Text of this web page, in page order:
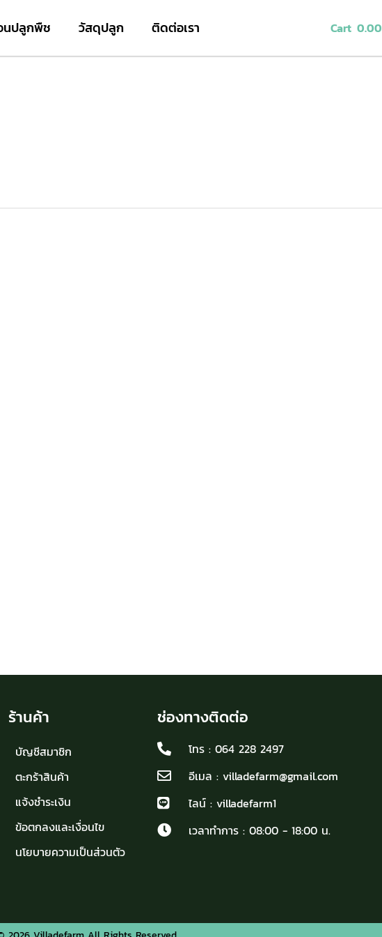
นปลูกพืช วัสดุปลูก ติดต่อเรา Cart 0.00
ร้านค้า
บัญชีสมาชิก
ตะกร้าสินค้า
แจ้งชำระเงิน
ข้อตกลงและเงื่อนไข
นโยบายความเป็นส่วนตัว
ช่องทางติดต่อ
โทร : 064 228 2497
อีเมล : villadefarm@gmail.com
ไลน์ : villadefarm1
เวลาทำการ : 08:00 - 18:00 น.